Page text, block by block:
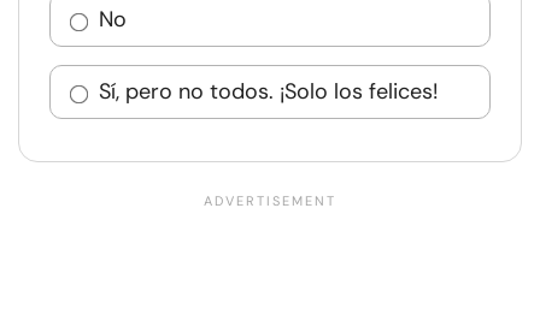
No
Sí, pero no todos. ¡Solo los felices!